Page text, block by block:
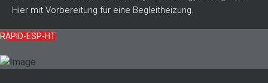
Hier mit Vorbereitung für eine Begleitheizung.
RAPID-ESP-HT